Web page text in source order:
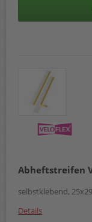
Abheftstreifen
selbstklebend,
Details